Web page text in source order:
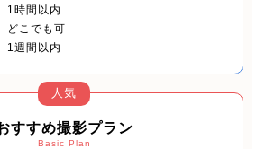
時間以内
こでも可
週間以内
人気
すすめ撮影プラン
Basic Plan